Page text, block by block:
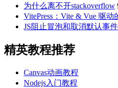
为什么离不开stackoverflow
VitePress：Vite & Vue 驱
JS阻止冒泡和取消默认事
精英教程推荐
Canvas动画教程
Nodejs入门教程